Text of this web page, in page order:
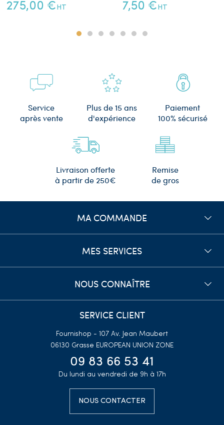
275,00 € HT 7,50 € HT
Service
après vente
Plus de 15 ans
d'expérience
Paiement
100% sécurisé
Livraison offerte
à partir de 250€
Remise
de gros
MA COMMANDE
MES SERVICES
NOUS CONNAÎTRE
SERVICE CLIENT
Fournishop - 107 Av. Jean Maubert
06130 Grasse EUROPEAN UNION ZONE
09 83 66 53 41
Du lundi au vendredi de 9h à 17h
NOUS CONTACTER